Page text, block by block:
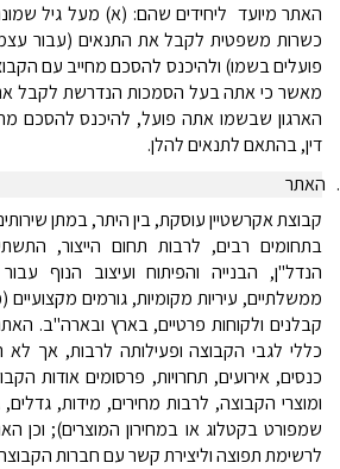
כשרות משפטית לקבל את התנאים (עבור
פועלים בשמו) ולהיכנס להסכם מחייב עם
מאשר כי אתה בעל הסמכות הנדרשת לקבל
הארגון שבשמו אתה פועל, להיכנס להסכם
דין, בהתאם לתנאים להלן.
האתר
קבוצת אקרשטיין עוסקת, בין היתר, במתן
בתחומים רבים, לרבות תחום הייצור,
הנדל"ן, הבנייה והפיתוח ועיצוב הנוף עבור
ממשלתיים, עיריות מקומיות, גורמים מקצועיים
קבלנים ולקוחות פרטיים, בארץ ובארה"ב.
כללי לגבי הקבוצה ופעילותה לרבות, אך
כנסים, אירועים, תחרויות, פרסומים אודות
ומוצרי הקבוצה, לרבות מחירים, מידות, גדלים,
שמפורט בקטלוג או במחירון המוצרים);
לרשימת תפוצה וליצירת קשר עם חברות